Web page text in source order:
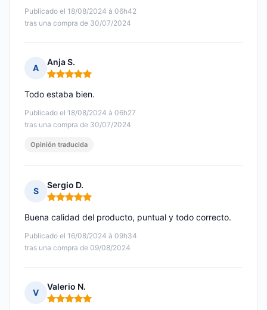
Publicado el 18/08/2024 à 06h42
tras una compra de 30/07/2024
A
Anja S.
Nota: 5 de 5
Publicado el 18/08/2024 à 06h27
tras una compra de 30/07/2024
Todo estaba bien.
Opinión traducida
S
Sergio D.
Nota: 5 de 5
Publicado el 16/08/2024 à 09h34
tras una compra de 09/08/2024
Buena calidad del producto, puntual y todo correcto.
V
Valerio N.
Nota: 5 de 5